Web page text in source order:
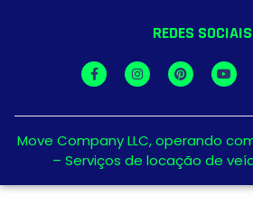
REDES SOCIAIS
Move Company LLC, operando
– Serviços de locação de